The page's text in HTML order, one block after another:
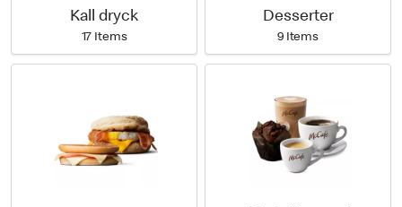
Kall dryck
17 Items
Desserter
9 Items